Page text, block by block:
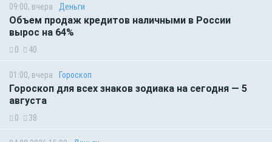
09:00, вчера Деньги
Объем продаж кредитов наличными в России
вырос на 64%
0 40
01:00, вчера Гороскоп
Гороскоп для всех знаков зодиака на сегодня — 5
августа
0 38